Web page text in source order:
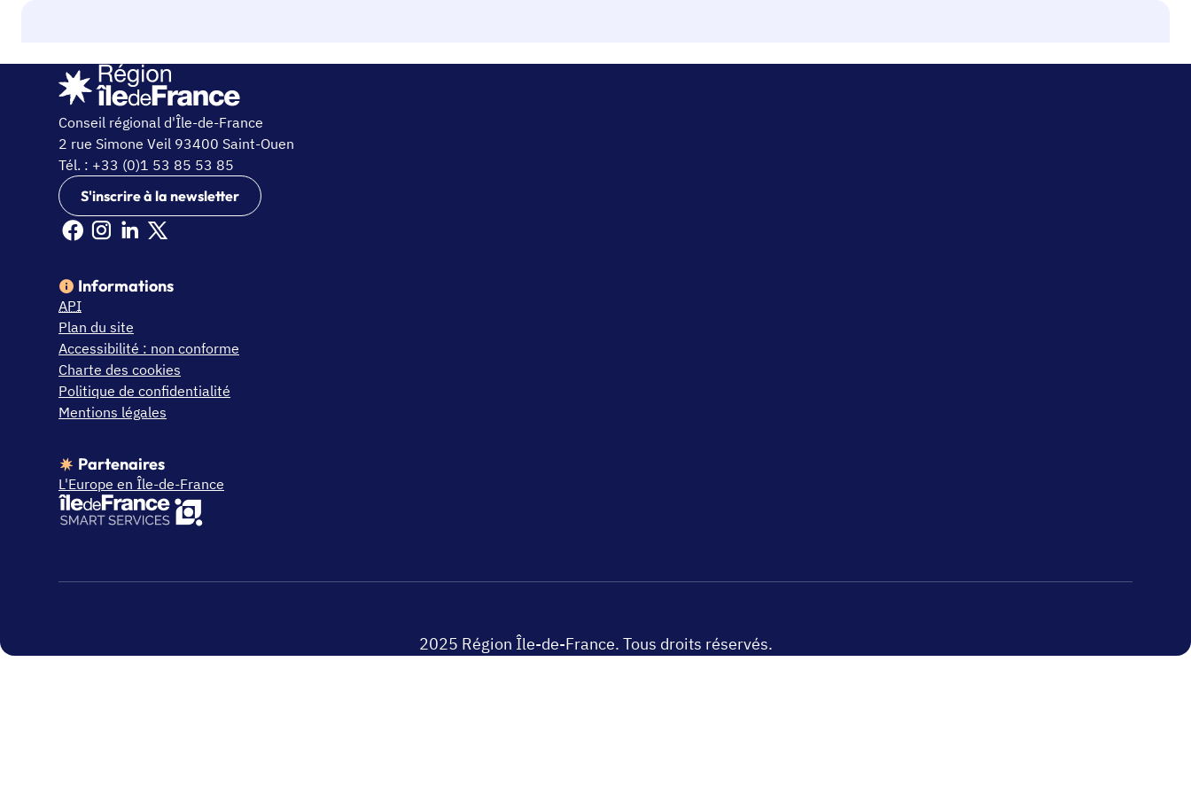
Conseil régional d'Île-de-France
2 rue Simone Veil 93400 Saint-Ouen
Tél. : +33 (0)1 53 85 53 85
S'inscrire à la newsletter
Facebook Ile de France (nouvelle fenêtre)
Instagram Ile de France (nouvelle fenêtre)
Linkedin Ile de France (nouvelle fenêtre)
X Ile de France (nouvelle fenêtre)
Informations
API
Plan du site
Accessibilité : non conforme
Charte des cookies
Politique de confidentialité
Mentions légales
Partenaires
L'Europe en Île-de-France
2025 Région Île-de-France. Tous droits réservés.